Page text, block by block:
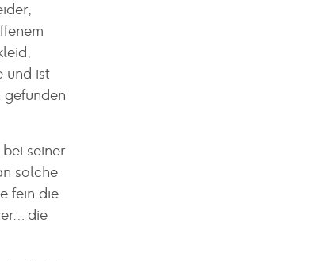
und ist
gefunden
seiner
solche
fein die
die